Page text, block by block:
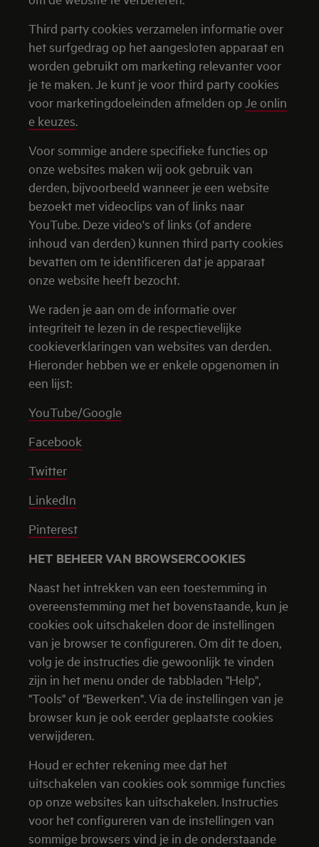
Third party cookies verzamelen informatie over
het surfgedrag op het aangesloten apparaat en
worden gebruikt om marketing relevanter voor
je te maken. Je kunt je voor third party cookies
voor marketingdoeleinden afmelden opJe onlin
e keuzes.
Voor sommige andere specifieke functies op
onze websites maken wij ook gebruik van
derden, bijvoorbeeld wanneer je een website
bezoekt met videoclips van of links naar
YouTube. Deze video's of links (of andere
inhoud van derden) kunnen third party cookies
bevatten om te identificeren dat je apparaat
onze website heeft bezocht.
We raden je aan om de informatie over
integriteit te lezen in de respectievelijke
cookieverklaringen van websites van derden.
Hieronder hebben we er enkele opgenomen in
een lijst:
YouTube/Google
Facebook
Twitter
LinkedIn
Pinterest
HET BEHEER VAN BROWSERCOOKIES
Naast het intrekken van een toestemming in
overeenstemming met het bovenstaande, kun je
cookies ook uitschakelen door de instellingen
van je browser te configureren. Om dit te doen,
volg je de instructies die gewoonlijk te vinden
zijn in het menu onder de tabbladen "Help",
"Tools" of "Bewerken". Via de instellingen van je
browser kun je ook eerder geplaatste cookies
verwijderen.
Houd er echter rekening mee dat het
uitschakelen van cookies ook sommige functies
op onze websites kan uitschakelen. Instructies
voor het configureren van de instellingen van
sommige browsers vind je in de onderstaande